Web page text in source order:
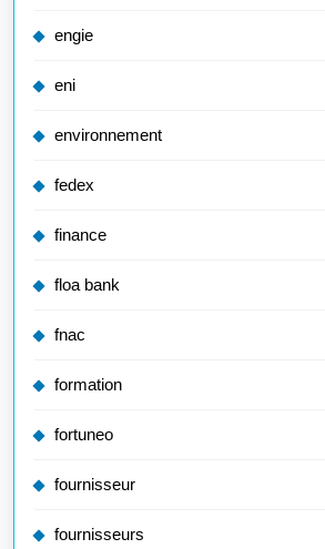
engie
eni
environnement
fedex
finance
floa bank
fnac
formation
fortuneo
fournisseur
fournisseurs